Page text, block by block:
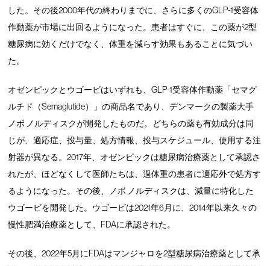
した。その後2000年代の終わりまでに、さらに多くのGLP-1受容体
作動薬が市場に出回るようになった。患者はすぐに、この薬が2型
糖尿病に効くだけでなく、体重を減らす効果もあることに気づい
た。
オゼンピックとウゴービはいずれも、GLP-1受容体作動薬「セマグ
ルチド（Semaglutide）」の商品名であり、デンマークの製薬大手
ノボ ノルディスクが開発したものだ。どちらの薬も有効成分は同
じが、適応症、投与量、処方情報、投与スケジュール、使用する注
射器が異なる。2017年、オゼンピックは糖尿病治療薬として承認さ
れたが、ほどなくして医師たちは、過体重の患者に適応外で処方す
るようになった。その後、ノボ ノルディスクは、減量に特化した
ウゴービを開発した。ウゴービは2021年6月に、2014年以来久々の
慢性肥満治療薬として、FDAに承認された。
その後、2022年5月にFDAはマンジャロを2型糖尿病治療薬として承